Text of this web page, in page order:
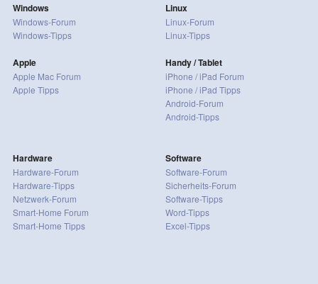
Windows
Windows-Forum
Windows-Tipps
Apple
Apple Mac Forum
Apple Tipps
Linux
Linux-Forum
Linux-Tipps
Handy / Tablet
iPhone / iPad Forum
iPhone / iPad Tipps
Android-Forum
Android-Tipps
Hardware
Hardware-Forum
Hardware-Tipps
Netzwerk-Forum
Smart-Home Forum
Smart-Home Tipps
Software
Software-Forum
Sicherheits-Forum
Software-Tipps
Word-Tipps
Excel-Tipps